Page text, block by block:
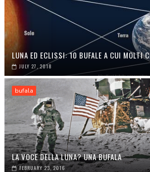
LUNA ED ECLISSI: 10 BUFALE A CUI MOLTI
JULY 27, 2018
bufala
LA VOCE DELLA LUNA? UNA BUFALA
FEBRUARY 23, 2016